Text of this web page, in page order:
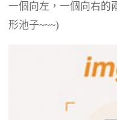
一個向左，一個向右的
形池子~~~)